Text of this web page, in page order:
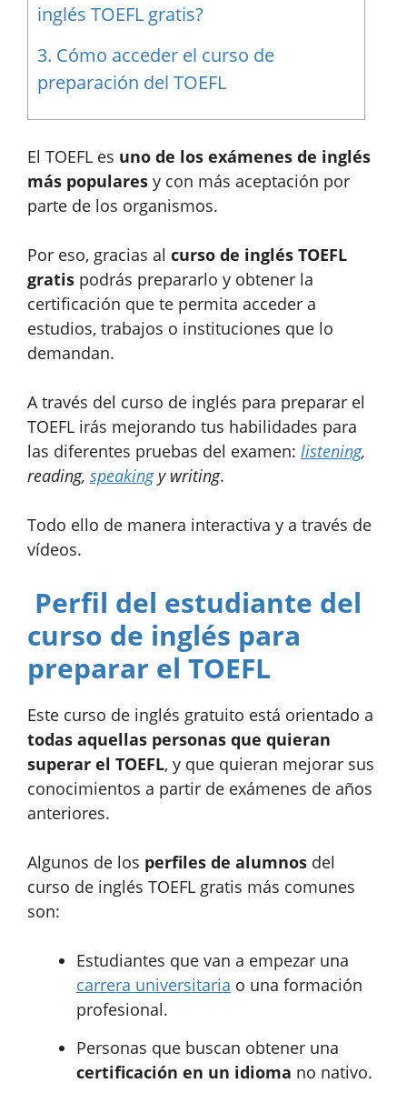
inglés TOEFL gratis?
3. Cómo acceder el curso de
preparación del TOEFL
El TOEFL es uno de los exámenes de inglés
más populares y con más aceptación por
parte de los organismos.
Por eso, gracias al curso de inglés TOEFL
gratis podrás prepararlo y obtener la
certificación que te permita acceder a
estudios, trabajos o instituciones que lo
demandan.
A través del curso de inglés para preparar el
TOEFL irás mejorando tus habilidades para
las diferentes pruebas del examen: listening,
reading, speakingy writing.
Todo ello de manera interactiva y a través de
vídeos.
Perfil del estudiante del
curso de inglés para
preparar el TOEFL
Este curso de inglés gratuito está orientado a
todas aquellas personas que quieran
superar el TOEFL, y que quieran mejorar sus
conocimientos a partir de exámenes de años
anteriores.
Algunos de los perfiles de alumnos del
curso de inglés TOEFL gratis más comunes
son:
Estudiantes que van a empezar una
carrera universitaria o una formación
profesional.
Personas que buscan obtener una
certificación en un idioma no nativo.